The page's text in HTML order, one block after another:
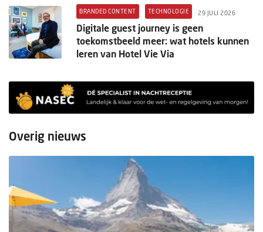
BRANDED CONTENT TECHNOLOGIE 29 JULI 2026
Digitale guest journey is geen
toekomstbeeld meer: wat hotels kunnen
leren van Hotel Vie Via
Overig nieuws